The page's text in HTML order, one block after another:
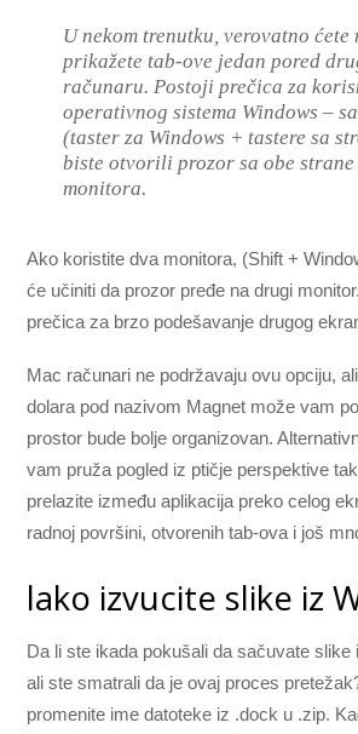
U nekom trenutku, verovatno ćete
prikažete tab-ove jedan pored
računaru. Postoji prečica za
operativnog sistema Windows –
(taster za Windows + tastere sa
biste otvorili prozor sa obe strane
monitora.
Ako koristite dva monitora, (Shift +
će učiniti da prozor pređe na drugi
prečica za brzo podešavanje drugog
Mac računari ne podržavaju ovu opciju,
dolara pod nazivom Magnet može vam
prostor bude bolje organizovan.
vam pruža pogled iz ptičje perspektive
prelazite između aplikacija preko celog
radnoj površini, otvorenih tab-ova i još
lako izvucite slike iz
Da li ste ikada pokušali da sačuvate slike
ali ste smatrali da je ovaj proces
promenite ime datoteke iz .dock u .zip.